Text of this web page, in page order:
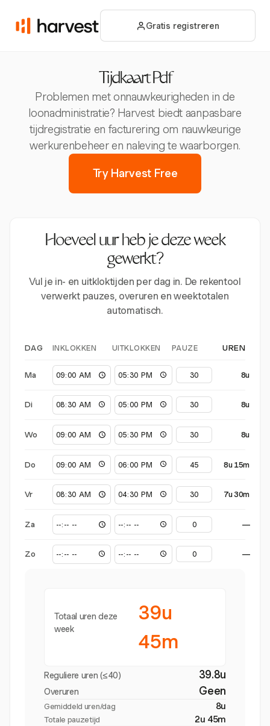
Gratis registreren
Tijdkaart Pdf
Problemen met onnauwkeurigheden in de
loonadministratie? Harvest biedt aanpasbare
tijdregistratie en facturering om nauwkeurige
werkurenbeheer en naleving te waarborgen.
Try Harvest Free
Hoeveel uur heb je deze week
gewerkt?
Vul je in- en uitkloktijden per dag in. De rekentool
verwerkt pauzes, overuren en weektotalen
automatisch.
DAG INKLOKKEN UITKLOKKEN PAUZE UREN
Ma 8u
Di 8u
Wo 8u
Do 8u 15m
Vr 7u 30m
Za —
Zo —
Totaal uren deze
week
39u
45m
Reguliere uren (≤40) 39.8u
Overuren Geen
Gemiddeld uren/dag 8u
Totale pauzetijd 2u 45m